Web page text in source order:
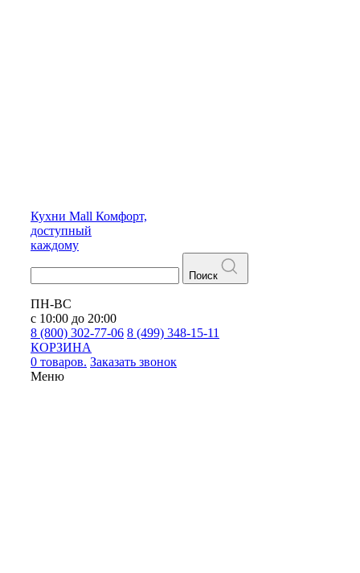
Кухни Mall Комфорт,
доступный
каждому
Поиск
ПН-ВС
с 10:00 до 20:00
8 (800) 302-77-06 8 (499) 348-15-11
КОРЗИНА
0 товаров. Заказать звонок
Меню